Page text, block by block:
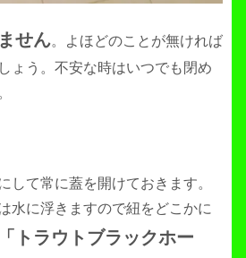
せん。よほどのことが無ければ
ょう。不安な時はいつでも閉め
して常に蓋を開けておきます。
水に浮きますので紐をどこかに
「トラウトブラックホー